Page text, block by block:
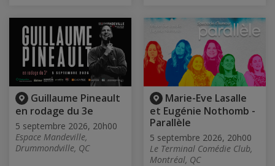
Guillaume Pineault
en rodage du 3e
5 septembre 2026, 20h00
Espace Mandeville,
Drummondville, QC
Marie-Eve Lasalle
et Eugénie Nothomb -
Parallèle
5 septembre 2026, 20h00
Le Terminal Comédie Club,
Montréal, QC